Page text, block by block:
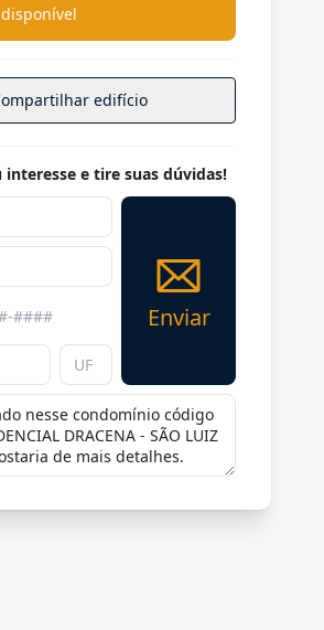
edifício
interesse e tire suas dúvidas!
Enviar